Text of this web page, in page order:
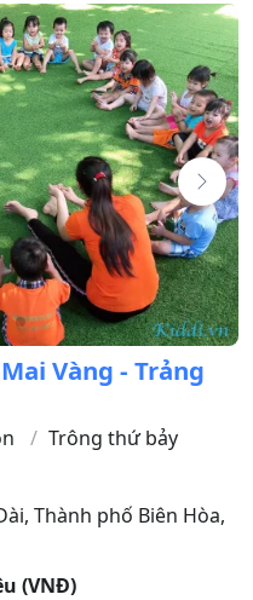
Vàng - Trảng
Trông thứ bảy
, Thành phố Biên Hòa,
(VNĐ)